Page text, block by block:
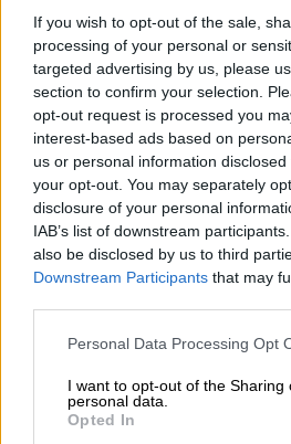
If you wish to opt-out of the sale,
processing of your personal or
targeted advertising by us, please
section to confirm your selection.
opt-out request is processed you
interest-based ads based on
us or personal information
your opt-out. You may separately
disclosure of your personal
IAB’s list of downstream
also be disclosed by us to third
Downstream Participants that may
Please note that this website/app
not limited to your visit or usage
grant or deny consent to Google
use your data for below specified
Personal Data Processing Opt
I want to opt-out of the Sharing
personal data.
Opted In
Τα μέτρα που
Να αυξηθεί το
γήπεδα στο 50%.
σταγήπεδα
σε ποσοστό 10% και
άτομα. Πρόκειται για
οποίο οι ειδικοί
αντίρρηση καθώς
συνήθως εξωτερικοί
Κατάργηση της
υποχρεωτικής
εξωτερικούς χώρους.